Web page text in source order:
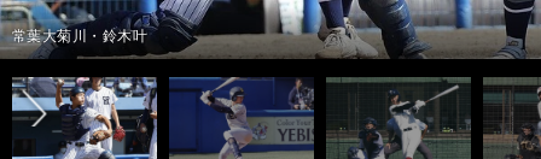
素材型右腕までセンバツ大注目の好投手10人
フマン…センバツで絶対注目の野手10人
常葉大菊川・鈴木叶
前へ